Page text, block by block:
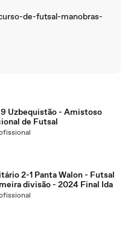
de-futsal-manobras-
de Futsal
2-1 Panta Walon - Futsal
Pro | Primeira divisão - 2024 Final Ida